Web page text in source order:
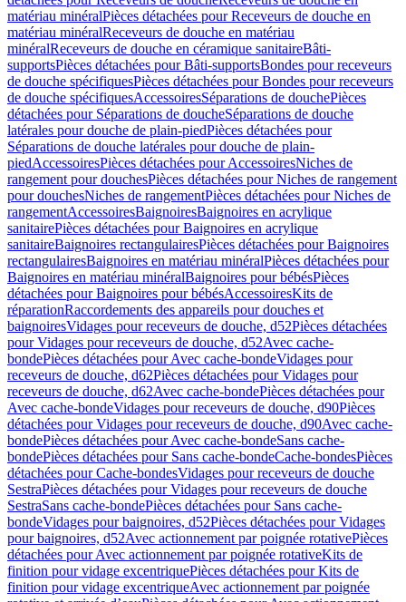
matériau minéralPièces détachées pour Receveurs de douche en
matériau minéralReceveurs de douche en matériau
minéralReceveurs de douche en céramique sanitaireBâti-
supportsPièces détachées pour Bâti-supportsBondes pour receveurs
de douche spécifiquesPièces détachées pour Bondes pour receveurs
de douche spécifiquesAccessoiresSéparations de douchePièces
détachées pour Séparations de doucheSéparations de douche
latérales pour douche de plain-piedPièces détachées pour
Séparations de douche latérales pour douche de plain-
piedAccessoiresPièces détachées pour AccessoiresNiches de
rangement pour douchesPièces détachées pour Niches de rangement
pour douchesNiches de rangementPièces détachées pour Niches de
rangementAccessoiresBaignoiresBaignoires en acrylique
sanitairePièces détachées pour Baignoires en acrylique
sanitaireBaignoires rectangulairesPièces détachées pour Baignoires
rectangulairesBaignoires en matériau minéralPièces détachées pour
Baignoires en matériau minéralBaignoires pour bébésPièces
détachées pour Baignoires pour bébésAccessoiresKits de
réparationRaccordements des appareils pour douches et
baignoiresVidages pour receveurs de douche, d52Pièces détachées
pour Vidages pour receveurs de douche, d52Avec cache-
bondePièces détachées pour Avec cache-bondeVidages pour
receveurs de douche, d62Pièces détachées pour Vidages pour
receveurs de douche, d62Avec cache-bondePièces détachées pour
Avec cache-bondeVidages pour receveurs de douche, d90Pièces
détachées pour Vidages pour receveurs de douche, d90Avec cache-
bondePièces détachées pour Avec cache-bondeSans cache-
bondePièces détachées pour Sans cache-bondeCache-bondesPièces
détachées pour Cache-bondesVidages pour receveurs de douche
SestraPièces détachées pour Vidages pour receveurs de douche
SestraSans cache-bondePièces détachées pour Sans cache-
bondeVidages pour baignoires, d52Pièces détachées pour Vidages
pour baignoires, d52Avec actionnement par poignée rotativePièces
détachées pour Avec actionnement par poignée rotativeKits de
finition pour vidage excentriquePièces détachées pour Kits de
finition pour vidage excentriqueAvec actionnement par poignée